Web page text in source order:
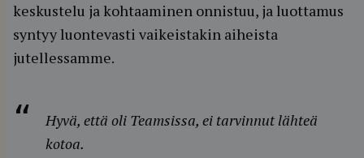
keskustelu ja kohtaaminen onnistuu, ja luottamus
syntyy luontevasti vaikeistakin aiheista
jutellessamme.
Hyvä, että oli Teamsissa, ei tarvinnut lähteä
kotoa.